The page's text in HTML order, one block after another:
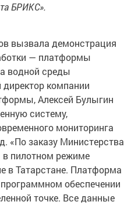
БРИКС».
вызвала демонстрация
— платформы
водной среды
компании
Алексей Булыгин
систему,
мониторинга
«По заказу Министерства
в пилотном режиме
в Татарстане. Платформа
обеспечении
точке. Все данные